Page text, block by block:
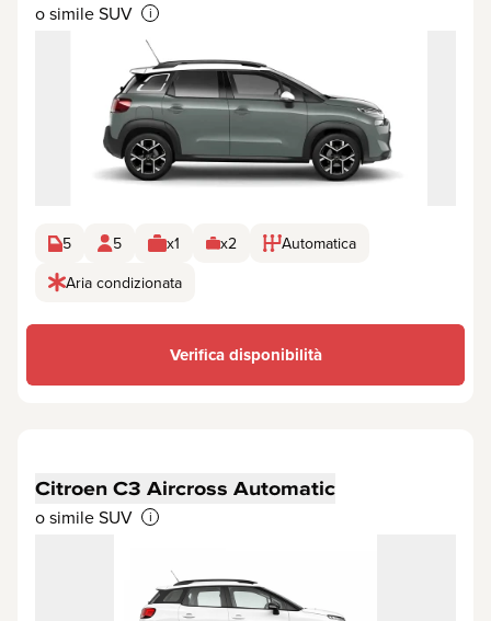
o simile SUV i
5 5 x1 x2
Automatica
Aria condizionata
Verifica disponibilità
Citroen C3 Aircross Automatic
o simile SUV i